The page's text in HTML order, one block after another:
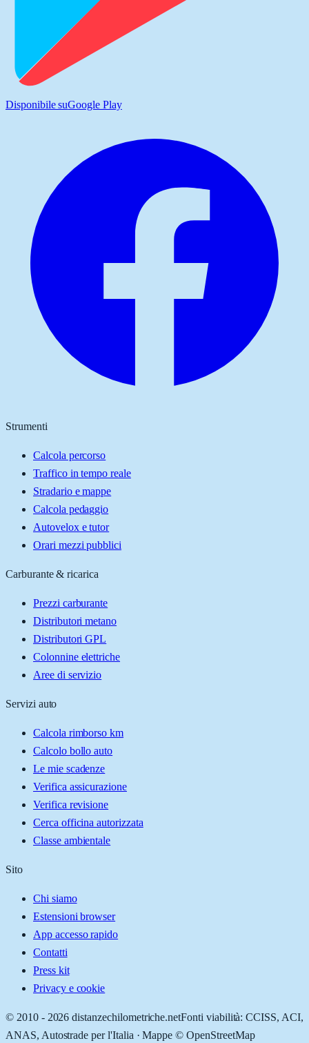
Disponibile suGoogle Play
Strumenti
Calcola percorso
Traffico in tempo reale
Stradario e mappe
Calcola pedaggio
Autovelox e tutor
Orari mezzi pubblici
Carburante & ricarica
Prezzi carburante
Distributori metano
Distributori GPL
Colonnine elettriche
Aree di servizio
Servizi auto
Calcola rimborso km
Calcolo bollo auto
Le mie scadenze
Verifica assicurazione
Verifica revisione
Cerca officina autorizzata
Classe ambientale
Sito
Chi siamo
Estensioni browser
App accesso rapido
Contatti
Press kit
Privacy e cookie
© 2010 - 2026 distanzechilometriche.netFonti viabilità: CCISS, ACI,
ANAS, Autostrade per l'Italia · Mappe © OpenStreetMap